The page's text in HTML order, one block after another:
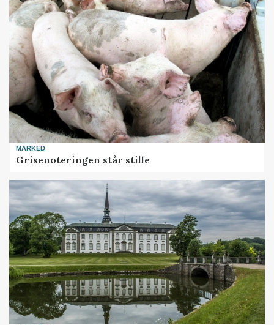
MARKED
Grisenoteringen står stille